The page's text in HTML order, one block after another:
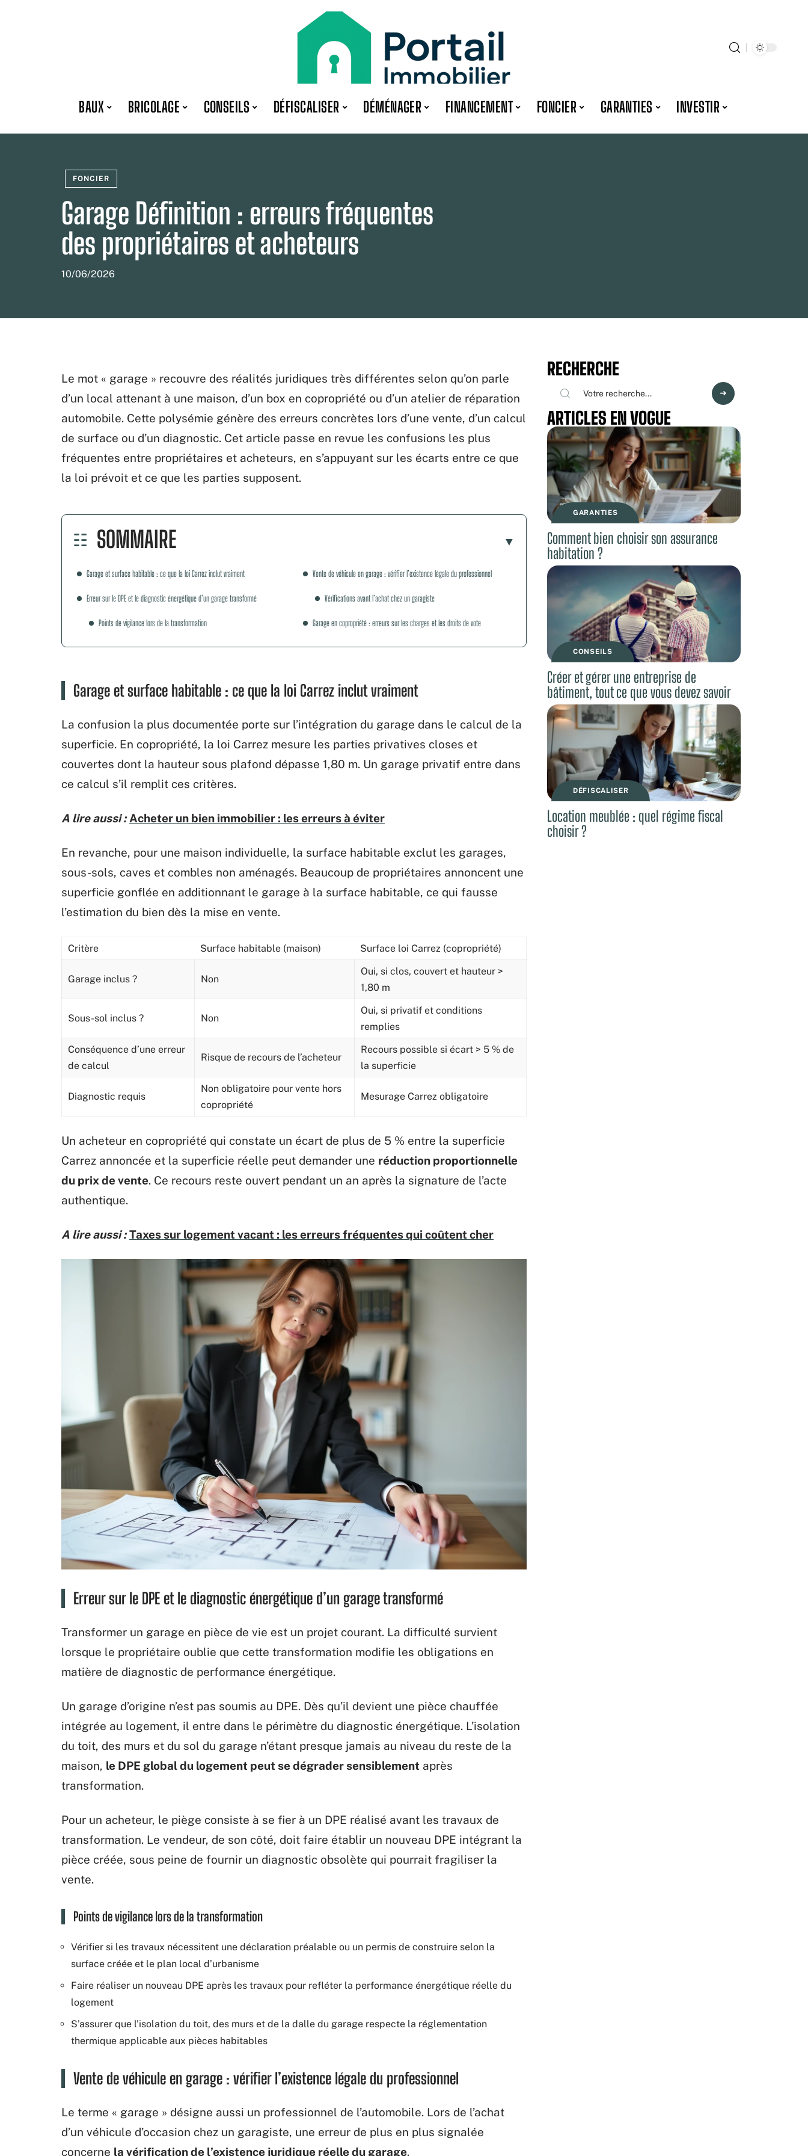
BAUX BRICOLAGE CONSEILS DÉFISCALISER DÉMÉNAGER FINANCEMENT FONCIER GARANTIES INVESTIR
FONCIER
Garage Définition : erreurs fréquentes
des propriétaires et acheteurs
10/06/2026
Le mot « garage » recouvre des réalités juridiques très différentes selon qu’on parle
d’un local attenant à une maison, d’un box en copropriété ou d’un atelier de réparation
automobile. Cette polysémie génère des erreurs concrètes lors d’une vente, d’un calcul
de surface ou d’un diagnostic. Cet article passe en revue les confusions les plus
fréquentes entre propriétaires et acheteurs, en s’appuyant sur les écarts entre ce que
la loi prévoit et ce que les parties supposent.
SOMMAIRE
Garage et surface habitable : ce que la loi Carrez inclut vraiment
Erreur sur le DPE et le diagnostic énergétique d’un garage transformé
Points de vigilance lors de la transformation
Vente de véhicule en garage : vérifier l’existence légale du professionnel
Vérifications avant l’achat chez un garagiste
Garage en copropriété : erreurs sur les charges et les droits de vote
Garage et surface habitable : ce que la loi Carrez inclut vraiment
La confusion la plus documentée porte sur l’intégration du garage dans le calcul de la
superficie. En copropriété, la loi Carrez mesure les parties privatives closes et
couvertes dont la hauteur sous plafond dépasse 1,80 m. Un garage privatif entre dans
ce calcul s’il remplit ces critères.
A lire aussi : Acheter un bien immobilier : les erreurs à éviter
En revanche, pour une maison individuelle, la surface habitable exclut les garages,
sous-sols, caves et combles non aménagés. Beaucoup de propriétaires annoncent une
superficie gonflée en additionnant le garage à la surface habitable, ce qui fausse
l’estimation du bien dès la mise en vente.
Critère Surface habitable (maison) Surface loi Carrez (copropriété)
Garage inclus ? Non
Oui, si clos, couvert et hauteur >
1,80 m
Sous-sol inclus ? Non
Oui, si privatif et conditions
remplies
Conséquence d’une erreur
de calcul
Risque de recours de l’acheteur
Recours possible si écart > 5 % de
la superficie
Diagnostic requis
Non obligatoire pour vente hors
copropriété
Mesurage Carrez obligatoire
Un acheteur en copropriété qui constate un écart de plus de 5 % entre la superficie
Carrez annoncée et la superficie réelle peut demander une réduction proportionnelle
du prix de vente. Ce recours reste ouvert pendant un an après la signature de l’acte
authentique.
A lire aussi : Taxes sur logement vacant : les erreurs fréquentes qui coûtent cher
Erreur sur le DPE et le diagnostic énergétique d’un garage transformé
Transformer un garage en pièce de vie est un projet courant. La difficulté survient
lorsque le propriétaire oublie que cette transformation modifie les obligations en
matière de diagnostic de performance énergétique.
Un garage d’origine n’est pas soumis au DPE. Dès qu’il devient une pièce chauffée
intégrée au logement, il entre dans le périmètre du diagnostic énergétique. L’isolation
du toit, des murs et du sol du garage n’étant presque jamais au niveau du reste de la
maison, le DPE global du logement peut se dégrader sensiblement après
transformation.
Pour un acheteur, le piège consiste à se fier à un DPE réalisé avant les travaux de
transformation. Le vendeur, de son côté, doit faire établir un nouveau DPE intégrant la
pièce créée, sous peine de fournir un diagnostic obsolète qui pourrait fragiliser la
vente.
Points de vigilance lors de la transformation
Vérifier si les travaux nécessitent une déclaration préalable ou un permis de construire selon la
surface créée et le plan local d’urbanisme
Faire réaliser un nouveau DPE après les travaux pour refléter la performance énergétique réelle du
logement
S’assurer que l’isolation du toit, des murs et de la dalle du garage respecte la réglementation
thermique applicable aux pièces habitables
Vente de véhicule en garage : vérifier l’existence légale du professionnel
Le terme « garage » désigne aussi un professionnel de l’automobile. Lors de l’achat
d’un véhicule d’occasion chez un garagiste, une erreur de plus en plus signalée
concerne la vérification de l’existence juridique réelle du garage.
RECHERCHE
ARTICLES EN VOGUE
GARANTIES
Comment bien choisir son assurance
habitation ?
CONSEILS
Créer et gérer une entreprise de
bâtiment, tout ce que vous devez savoir
DÉFISCALISER
Location meublée : quel régime fiscal
choisir ?